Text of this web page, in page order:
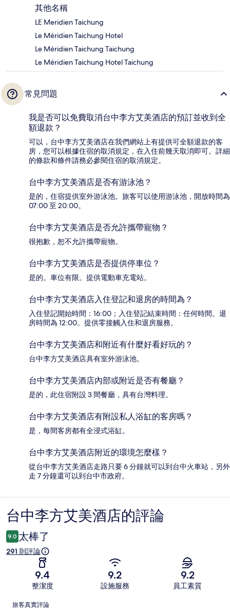
其他名稱
LE Meridien Taichung
Le Méridien Taichung Hotel
Le Méridien Taichung Taichung
Le Méridien Taichung Hotel Taichung
常見問題
我是否可以免費取消台中李方艾美酒店的預訂並收到全
額退款？
可以，台中李方艾美酒店在我們網站上有提供可全額退款的客
房，您可以根據住宿的取消規定，在入住前幾天取消即可。詳細
的條款和條件請務必參閱住宿的取消規定。
台中李方艾美酒店是否有游泳池？
是的，住宿提供室外游泳池。旅客可以使用游泳池，開放時間為
07:00 至 20:00。
台中李方艾美酒店是否允許攜帶寵物？
很抱歉，恕不允許攜帶寵物。
台中李方艾美酒店是否提供停車位？
是的。車位有限。提供電動車充電站。
台中李方艾美酒店入住登記和退房的時間為？
入住登記開始時間：16:00；入住登記結束時間：任何時間。退
房時間為 12:00。提供零接觸入住和退房服務。
台中李方艾美酒店和附近有什麼好看好玩的？
台中李方艾美酒店具有室外游泳池。
台中李方艾美酒店內部或附近是否有餐廳？
是的，此住宿附設 3 間餐廳，具有台灣料理。
台中李方艾美酒店有附設私人浴缸的客房嗎？
是，每間客房都有全浸式浴缸。
台中李方艾美酒店附近的環境怎麼樣？
從台中李方艾美酒店走路只要 6 分鐘就可以到台中火車站，另外
走 7 分鐘還可以到台中市政府。
評
論
台中李方艾美酒店的評論
9.0 太棒了
291 則評論
9.4
整潔度
9.2
設施服務
9.2
員工素質
評
旅客真實評論